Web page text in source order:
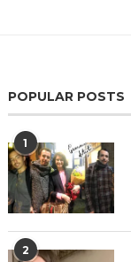
POPULAR POSTS
1
2